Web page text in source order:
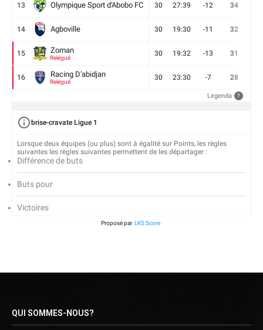
13 Olympique Sport d'Abobo FC 30 27:39 -12 34
14 Agboville 30 19:30 -11 32
15 Zoman
Relégué
30 19:32 -13 31
16 Racing D'abidjan
Relégué
30 23:30 -7 28
Legenda ?
brise-cravate Ligue 1
Lorsque deux équipes (ou plus) sont à égalité sur Points, les règles
suivantes les règles suivantes permettent de les départager :
Différence de buts
Buts pour
Victoires
Proposé par LKS Score
QUI SOMMES-NOUS?